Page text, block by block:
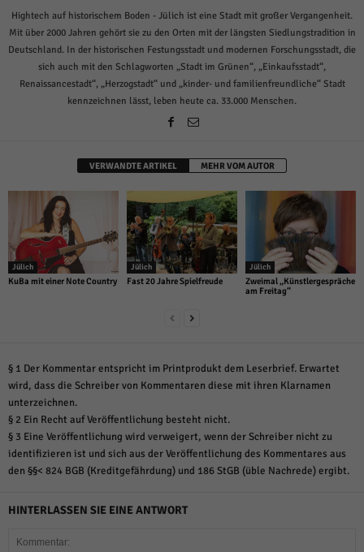
Hightech auf historischem Boden - Jülich ist eine Stadt mit großer Vergangenheit.
Mit über 2000 Jahren gehört sie zu den Orten mit der längsten Siedlungstradition in
Deutschland. In der historischen Festungsstadt und modernen Forschungsstadt, die
sich auch mit den Schlagworten „Stadt im Grünen“, „Einkaufsstadt“,
Renaissancestadt“, „Herzogstadt“ und „kinder- und familienfreundliche“ Stadt
kennzeichnen lässt, leben heute ca. 33.000 Menschen.
VERWANDTE ARTIKEL MEHR VOM AUTOR
Jülich
KuBa mit einer Note Country
Jülich
Fast 20 Jahre Spielfreude
Jülich
Zweimal „Künstlergespräche
am Freitag“
§ 1 Der Kommentar entspricht im Printprodukt dem Leserbrief. Erwartet
wird, dass die Schreiber von Kommentaren diese mit ihren Klarnamen
unterzeichnen.
§ 2 Ein Recht auf Veröffentlichung besteht nicht.
§ 3 Eine Veröffentlichung wird verweigert, wenn der Schreiber nicht zu
identifizieren ist und sich aus der Veröffentlichung des Kommentares aus
den §§< 824 BGB (Kreditgefährdung) und 186 StGB (üble Nachrede) ergibt.
HINTERLASSEN SIE EINE ANTWORT